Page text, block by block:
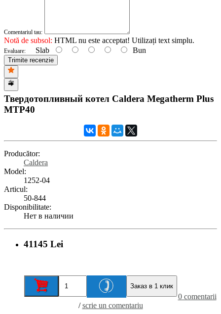
Comentariul tau:
Notă de subsol: HTML nu este acceptat! Utilizați text simplu.
Evaluare: Slab Bun
Trimite recenzie
Твердотопливный котел Caldera Megatherm Plus
MTP40
Producător:
Caldera
Model:
1252-04
Articul:
50-844
Disponibilitate:
Нет в наличии
41145 Lei
Заказ в 1 клик
0 comentarii
/scrie un comentariu